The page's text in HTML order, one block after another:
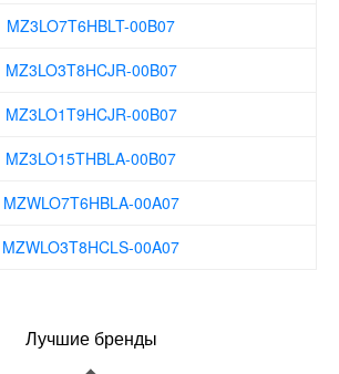
MZ3LO7T6HBLT-00B07
MZ3LO3T8HCJR-00B07
MZ3LO1T9HCJR-00B07
MZ3LO15THBLA-00B07
MZWLO7T6HBLA-00A07
MZWLO3T8HCLS-00A07
Лучшие бренды